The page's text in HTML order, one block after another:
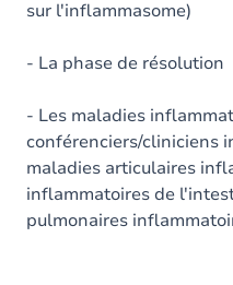
sur l'inflammasome)
- La phase de résolution
- Les maladies
conférenciers/cliniciens
maladies articulaires
inflammatoires de
pulmonaires